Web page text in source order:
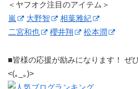
＜ヤフオク注目のアイテム＞
嵐
大野智
相葉雅紀
二宮和也
櫻井翔 松本潤
■皆様の応援が励みになります！ ぜ
<(｡_｡)>